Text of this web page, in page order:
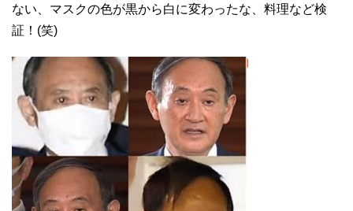
ない、マスクの色が黒から白に変わったな、料理など検
証！(笑)